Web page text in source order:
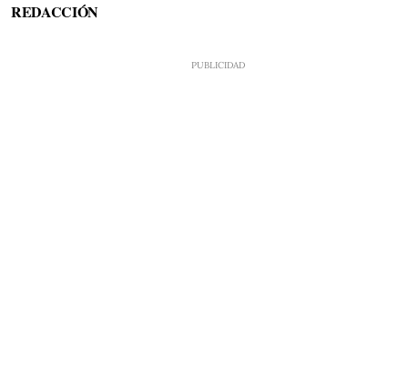
REDACCIÓN